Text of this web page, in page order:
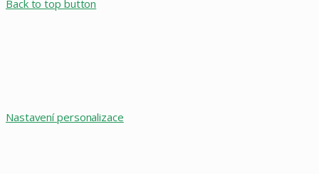
Back to top button
Nastavení personalizace